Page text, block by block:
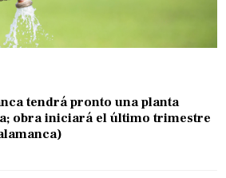
tendrá pronto una planta
obra iniciará el último trimestre